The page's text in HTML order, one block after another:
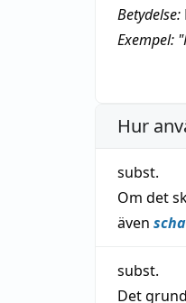
Betydelse:
Exempel:
Hur
subst.
Om det
även
subst.
Det